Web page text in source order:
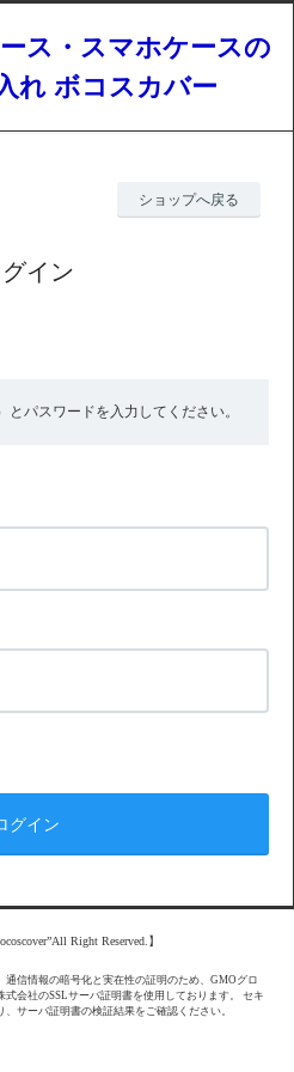
ス・スマホケースの
れ ボコスカバー
ショップへ戻る
グイン
パスワードを入力してください。
Right Reserved.】
通信情報の暗号化と実在性の証明のため、GMOグロ
式会社のSSLサーバ証明書を使用しております。 セキ
、サーバ証明書の検証結果をご確認ください。